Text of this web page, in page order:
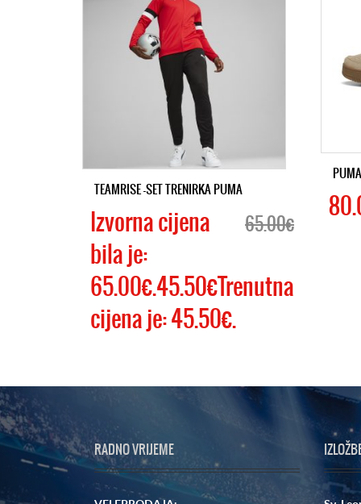
TEAMRISE -SET TRENIRKA PUMA
65.00€
Izvorna cijena
bila je:
65.00€.45.50€Trenutna
cijena je: 45.50€.
RADNO VRIJEME